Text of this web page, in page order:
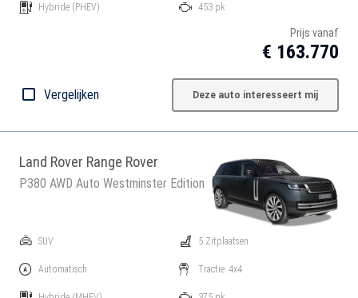
Hybride (PHEV) 453 pk
Prijs vanaf
€ 163.770
Vergelijken Deze auto interesseert mij
Land Rover Range Rover
P380 AWD Auto Westminster Edition
SUV
Automatisch
5 Zitplaatsen
Tractie: 4x4